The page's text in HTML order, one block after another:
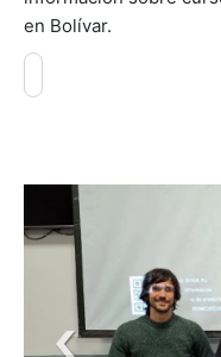
en Bolívar.